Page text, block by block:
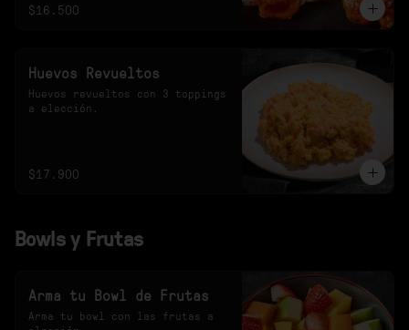
$16.500
Huevos Revueltos
Huevos revueltos con 3 toppings
a elección.
$17.900
Bowls y Frutas
Arma tu Bowl de Frutas
Arma tu bowl con las frutas a